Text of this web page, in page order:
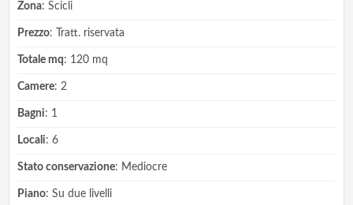
Zona: Scicli
Prezzo: Tratt. riservata
Totale mq: 120 mq
Camere: 2
Bagni: 1
Locali: 6
Stato conservazione: Mediocre
Piano: Su due livelli